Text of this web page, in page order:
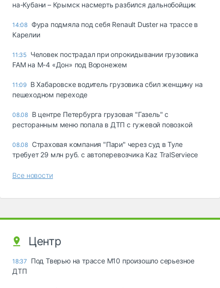
на-Кубани – Крымск насмерть разбился дальнобойщик
14:08 Фура подмяла под себя Renault Duster на трассе в
Карелии
11:35 Человек пострадал при опрокидывании грузовика
FAM на М-4 «Дон» под Воронежем
11:09 В Хабаровске водитель грузовика сбил женщину на
пешеходном переходе
08.08 В центре Петербурга грузовая "Газель" с
ресторанным меню попала в ДТП с гужевой повозкой
08.08 Страховая компания "Пари" через суд в Туле
требует 29 млн руб. с автоперевозчика Kaz TralServiece
Все новости
Центр
18:37
Под Тверью на трассе М10 произошло серьезное
ДТП